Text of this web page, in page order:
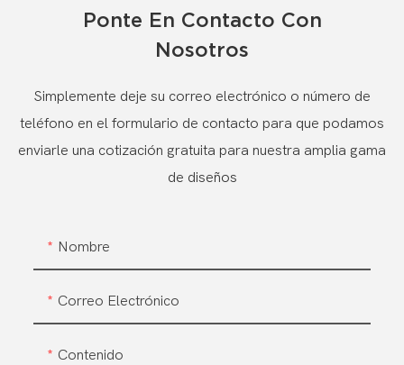
Ponte En Contacto Con
Nosotros
Simplemente deje su correo electrónico o número de
teléfono en el formulario de contacto para que podamos
enviarle una cotización gratuita para nuestra amplia gama
de diseños
Nombre
Correo Electrónico
Contenido